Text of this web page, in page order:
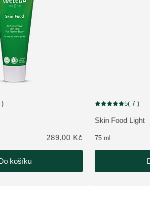
4.9 z 5 hvězdiček hodnoceno 101 zákazníky
)
289,00 Kč
košíku
ZOBRAZIT
Skin Food Light
Aktuální 5( 7 )
75 ml